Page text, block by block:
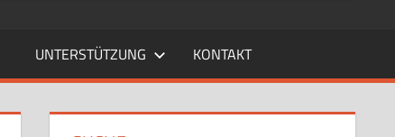
UNTERSTÜTZUNG KONTAKT